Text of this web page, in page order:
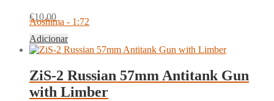
€10.00
Aoshima - 1:72
Adicionar
ZiS-2 Russian 57mm Antitank Gun
with Limber